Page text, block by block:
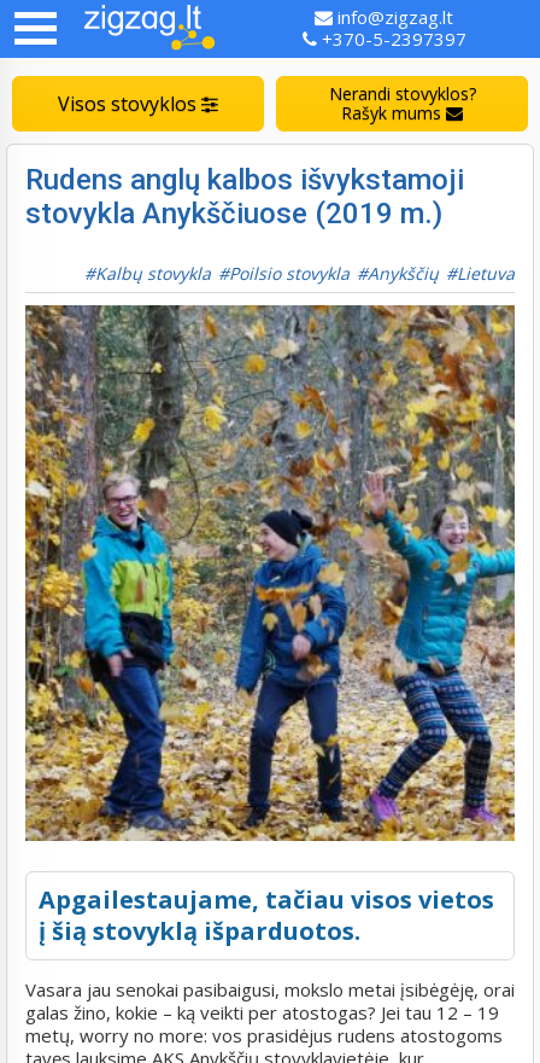
info@zigzag.lt
+370-5-2397397
Visos stovyklos
Nerandi stovyklos?
Rašyk mums
Rudens anglų kalbos išvykstamoji
stovykla Anykščiuose (2019 m.)
Kalbų stovykla Poilsio stovykla Anykščių Lietuva
Apgailestaujame, tačiau visos vietos
į šią stovyklą išparduotos.
Vasara jau senokai pasibaigusi, mokslo metai įsibėgėję, orai
galas žino, kokie – ką veikti per atostogas? Jei tau 12 – 19
metų, worry no more: vos prasidėjus rudens atostogoms